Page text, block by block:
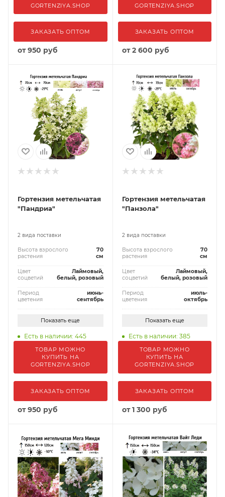
GORTENZIYA.SHOP
ЗАКАЗАТЬ ОПТОМ
от950 руб
GORTENZIYA.SHOP
ЗАКАЗАТЬ ОПТОМ
от2 600 руб
Гортензия метельчатая
"Пандриа"
2 вида поставки
Высота взрослого
растения
70
см
Цвет
соцветий
Лаймовый,
белый, розовый
Период
цветения
июнь-
сентябрь
Показать еще
Есть в наличии: 445
ТОВАР МОЖНО
КУПИТЬ НА
GORTENZIYA.SHOP
ЗАКАЗАТЬ ОПТОМ
от950 руб
Гортензия метельчатая
"Панзола"
2 вида поставки
Высота взрослого
растения
70
см
Цвет
соцветий
Лаймовый,
белый, розовый
Период
цветения
июль-
октябрь
Показать еще
Есть в наличии: 385
ТОВАР МОЖНО
КУПИТЬ НА
GORTENZIYA.SHOP
ЗАКАЗАТЬ ОПТОМ
от1 300 руб